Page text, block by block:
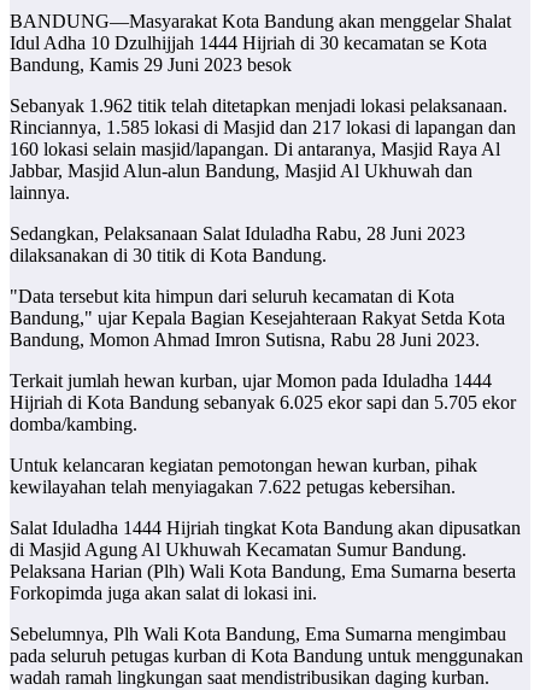
BANDUNG—Masyarakat Kota Bandung akan menggelar Shalat
Idul Adha 10 Dzulhijjah 1444 Hijriah di 30 kecamatan se Kota
Bandung, Kamis 29 Juni 2023 besok
Sebanyak 1.962 titik telah ditetapkan menjadi lokasi pelaksanaan.
Rinciannya, 1.585 lokasi di Masjid dan 217 lokasi di lapangan dan
160 lokasi selain masjid/lapangan. Di antaranya, Masjid Raya Al
Jabbar, Masjid Alun-alun Bandung, Masjid Al Ukhuwah dan
lainnya.
Sedangkan, Pelaksanaan Salat Iduladha Rabu, 28 Juni 2023
dilaksanakan di 30 titik di Kota Bandung.
"Data tersebut kita himpun dari seluruh kecamatan di Kota
Bandung," ujar Kepala Bagian Kesejahteraan Rakyat Setda Kota
Bandung, Momon Ahmad Imron Sutisna, Rabu 28 Juni 2023.
Terkait jumlah hewan kurban, ujar Momon pada Iduladha 1444
Hijriah di Kota Bandung sebanyak 6.025 ekor sapi dan 5.705 ekor
domba/kambing.
Untuk kelancaran kegiatan pemotongan hewan kurban, pihak
kewilayahan telah menyiagakan 7.622 petugas kebersihan.
Salat Iduladha 1444 Hijriah tingkat Kota Bandung akan dipusatkan
di Masjid Agung Al Ukhuwah Kecamatan Sumur Bandung.
Pelaksana Harian (Plh) Wali Kota Bandung, Ema Sumarna beserta
Forkopimda juga akan salat di lokasi ini.
Sebelumnya, Plh Wali Kota Bandung, Ema Sumarna mengimbau
pada seluruh petugas kurban di Kota Bandung untuk menggunakan
wadah ramah lingkungan saat mendistribusikan daging kurban.